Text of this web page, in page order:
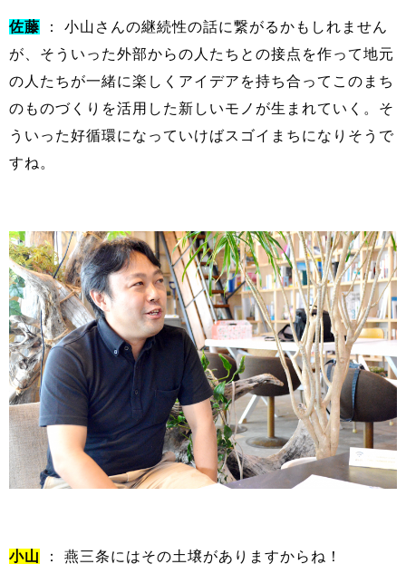
佐藤 ： 小山さんの継続性の話に繋がるかもしれません
が、そういった外部からの人たちとの接点を作って地元
の人たちが一緒に楽しくアイデアを持ち合ってこのまち
のものづくりを活用した新しいモノが生まれていく。そ
ういった好循環になっていけばスゴイまちになりそうで
すね。
小山 ： 燕三条にはその土壌がありますからね！